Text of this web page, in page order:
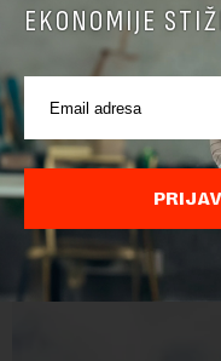
POVEZANI SADRŽAJI
EKONOMIJE